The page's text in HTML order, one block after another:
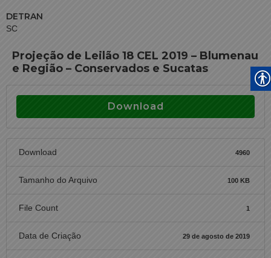
DETRAN
SC
Projeção de Leilão 18 CEL 2019 – Blumenau
e Região – Conservados e Sucatas
Download
Download 4960
Tamanho do Arquivo 100 KB
File Count 1
Data de Criação 29 de agosto de 2019